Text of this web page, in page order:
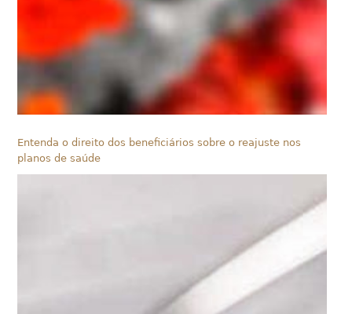
Entenda o direito dos beneficiários sobre o reajuste nos
planos de saúde